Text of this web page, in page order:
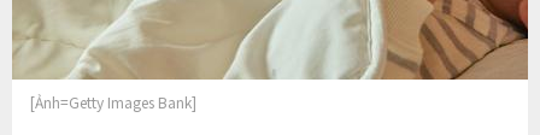
[Ảnh=Getty Images Bank]